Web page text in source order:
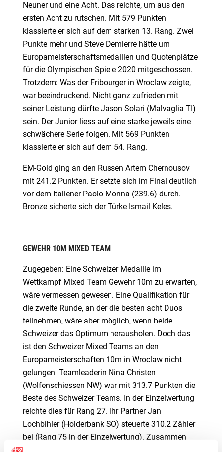
Neuner und eine Acht. Das reichte, um aus den
ersten Acht zu rutschen. Mit 579 Punkten
klassierte er sich auf dem starken 13. Rang. Zwei
Punkte mehr und Steve Demierre hätte um
Europameisterschaftsmedaillen und Quotenplätze
für die Olympischen Spiele 2020 mitgeschossen.
Trotzdem: Was der Fribourger in Wroclaw zeigte,
war beeindruckend. Nicht ganz zufrieden mit
seiner Leistung dürfte Jason Solari (Malvaglia TI)
sein. Der Junior liess auf eine starke jeweils eine
schwächere Serie folgen. Mit 569 Punkten
klassierte er sich auf dem 54. Rang.
EM-Gold ging an den Russen Artem Chernousov
mit 241.2 Punkten. Er setzte sich im Final deutlich
vor dem Italiener Paolo Monna (239.6) durch.
Bronze sicherte sich der Türke Ismail Keles.
GEWEHR 10M MIXED TEAM
Zugegeben: Eine Schweizer Medaille im
Wettkampf Mixed Team Gewehr 10m zu erwarten,
wäre vermessen gewesen. Eine Qualifikation für
die zweite Runde, an der die besten acht Duos
teilnehmen, wäre aber möglich, wenn beide
Schweizer das Optimum herausholen. Doch das
ist den Schweizer Mixed Teams an den
Europameisterschaften 10m in Wroclaw nicht
gelungen. Teamleaderin Nina Christen
(Wolfenschiessen NW) war mit 313.7 Punkten die
Beste des Schweizer Teams. In der Einzelwertung
reichte dies für Rang 27. Ihr Partner Jan
Lochbihler (Holderbank SO) steuerte 310.2 Zähler
bei (Rang 75 in der Einzelwertung). Zusammen